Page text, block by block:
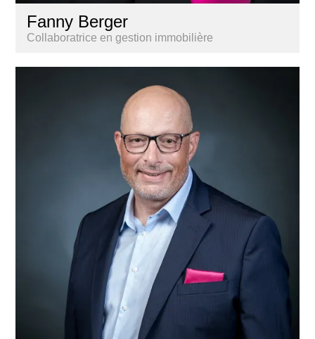
Fanny Berger
Collaboratrice en gestion immobilière